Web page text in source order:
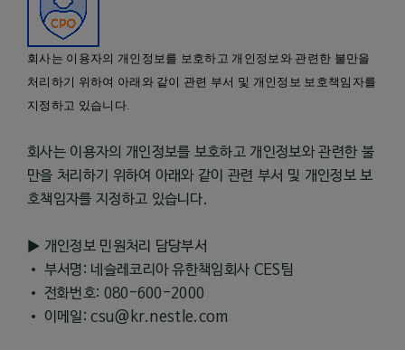
회사는 이용자의 개인정보를 보호하고 개인정보와 관련한 불만을
처리하기 위하여 아래와 같이 관련 부서 및 개인정보 보호책임자를
지정하고 있습니다.
회사는 이용자의 개인정보를 보호하고 개인정보와 관련한 불
만을 처리하기 위하여 아래와 같이 관련 부서 및 개인정보 보
호책임자를 지정하고 있습니다.
▶ 개인정보 민원처리 담당부서
• 부서명: 네슬레코리아 유한책임회사 CES팀
• 전화번호: 080-600-2000
• 이메일: csu@kr.nestle.com